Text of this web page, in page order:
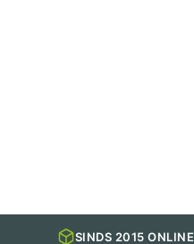
SINDS 2015 ONLINE